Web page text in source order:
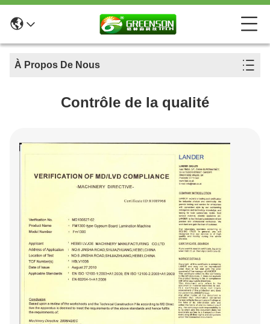
À Propos De Nous
Contrôle de la qualité